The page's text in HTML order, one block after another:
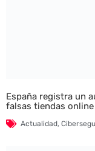
España registra un
falsas tiendas online
Actualidad,